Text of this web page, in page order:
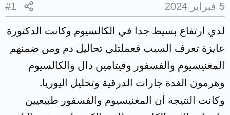
5 فبراير 2024 #1
لدي ارتفاع بسيط جدا في الكالسيوم وكانت الدكتورة
عايزة تعرف السبب فعملتلي تحاليل دم ومن ضمنهم
المغنيسيوم والفسفور وفيتامين دال والكالسيوم
وهرمون الغدة جارات الدرقية وتحليل اليوريا.
وكانت النتيجة أن المغنيسيوم والفسفور طبيعيين